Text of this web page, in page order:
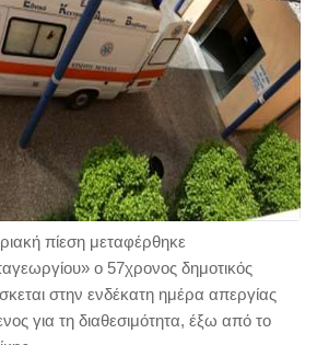
πίεση μεταφέρθηκε
ο 57χρονος δημοτικός
στην ενδέκατη ημέρα απεργίας
για τη διαθεσιμότητα, έξω από το